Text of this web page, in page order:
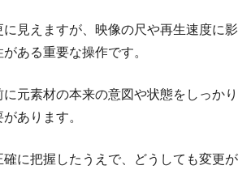
見えますが、映像の尺や再生速度に影
ある重要な操作です。
元素材の本来の意図や状態をしっかり
あります。
確に把握したうえで、どうしても変更が